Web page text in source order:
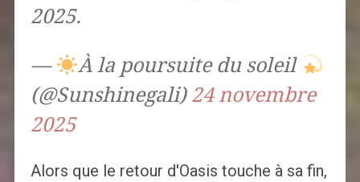
2025.
—
À la poursuite du soleil
(@Sunshinegali) 24 novembre
2025
Alors que le retour d'Oasis touche à sa fin,